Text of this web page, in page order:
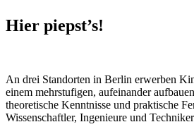
Hier piepst’s!
An drei Standorten in Berlin erwerben
einem mehrstufigen, aufeinander
theoretische Kenntnisse und praktische
Wissenschaftler, Ingenieure und